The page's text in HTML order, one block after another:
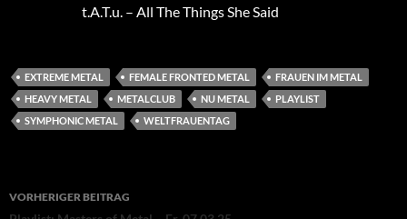
t.A.T.u. – All The Things She Said
EXTREME METAL FEMALE FRONTED METAL
FRAUEN IM METAL
HEAVY METAL
METALCLUB NU METAL
PLAYLIST
SYMPHONIC METAL
WELTFRAUENTAG
Beitragsnavigation
VORHERIGER BEITRAG